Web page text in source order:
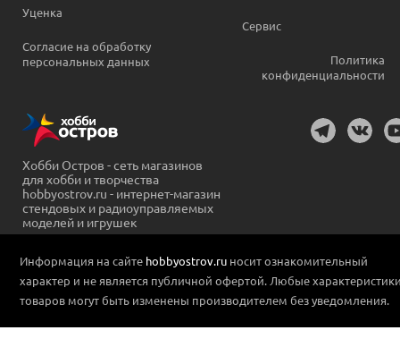
Уценка
Согласие на обработку
персональных данных
Сервис
Политика
конфиденциальности
Хобби Остров - сеть магазинов
для хобби и творчества
hobbyostrov.ru - интернет-магазин
стендовых и радиоуправляемых
моделей и игрушек
Информация на сайте hobbyostrov.ru носит ознакомительный
характер и не является публичной офертой. Любые
товаров могут быть изменены производителем без уведомления.